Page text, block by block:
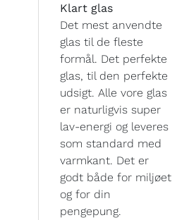
Klart glas
Det mest anvendte
glas til de fleste
formål. Det perfekte
glas, til den perfekte
udsigt. Alle vore glas
er naturligvis super
lav-energi og leveres
som standard med
varmkant. Det er
godt både for miljøet
og for din
pengepung.